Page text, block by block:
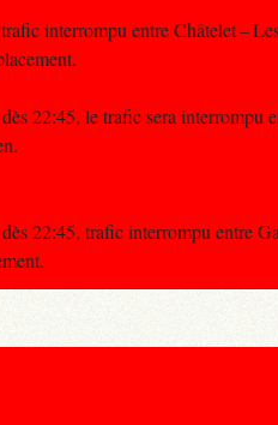
interrompu entre Châtelet –
22:45, le trafic sera interrompu
22:45, trafic interrompu entre